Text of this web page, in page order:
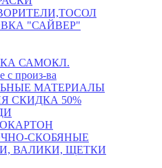
"САЙВЕР"
САМОКЛ.
с произ-ва
МАТЕРИАЛЫ
СКИДКА 50%
СКОБЯНЫЕ
ВАЛИКИ, ЩЕТКИ